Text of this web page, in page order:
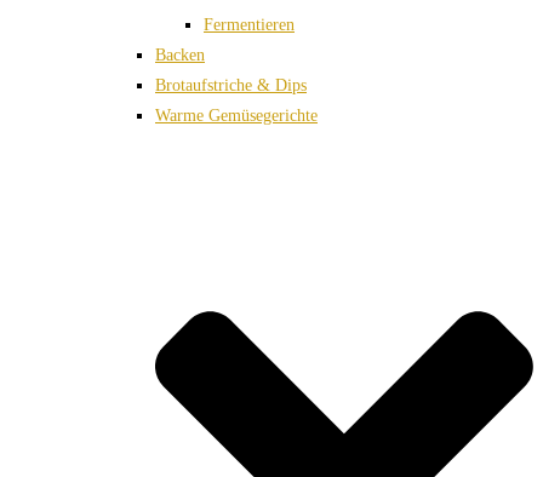
Fermentieren
Backen
Brotaufstriche & Dips
Warme Gemüsegerichte